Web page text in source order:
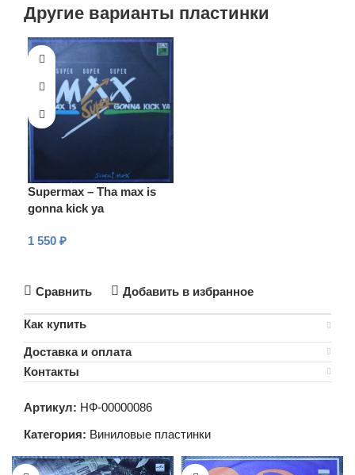
Другие варианты пластинки
Supermax – Tha max is
gonna kick ya
1 550 ₽
Сравнить Добавить в избранное
Как купить
Доставка и оплата
Контакты
Артикул: НФ-00000086
Категория: Виниловые пластинки